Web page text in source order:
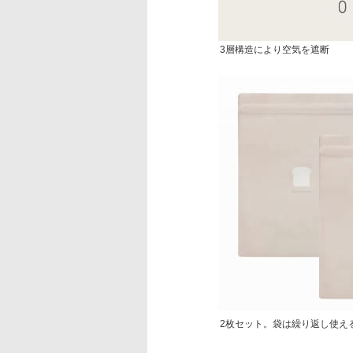
3層構造により空気を遮断
2枚セット。袋は繰り返し使え